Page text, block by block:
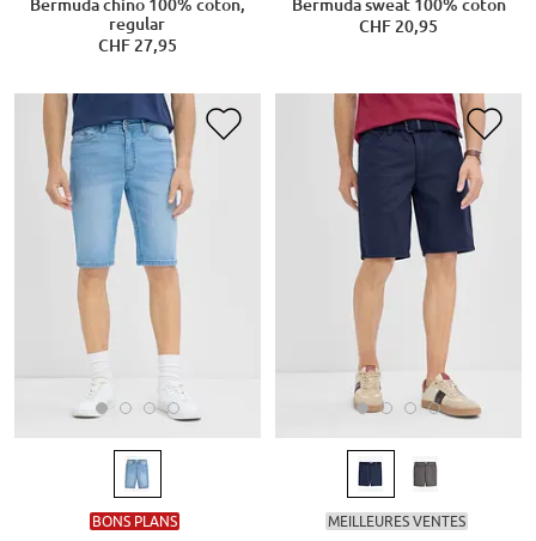
Bermuda chino 100% coton,
regular
CHF 27,95
Bermuda sweat 100% coton
CHF 20,95
BONS PLANS MEILLEURES VENTES